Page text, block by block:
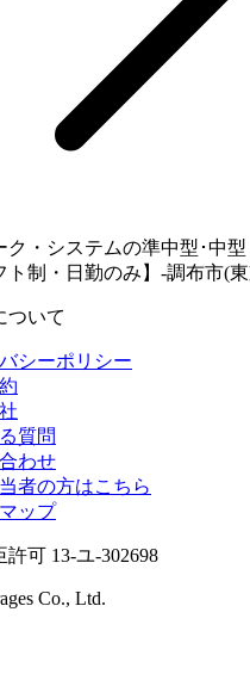
ク・システムの準中型･中
ト制・日勤のみ】-調布市(
ついて
シーポリシー
質問
わせ
者の方はこちら
ップ
許可 13-ユ-302698
Co., Ltd.